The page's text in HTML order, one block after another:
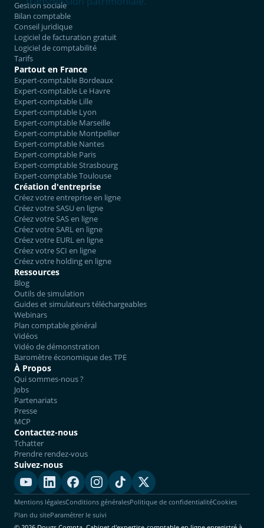
Gestion sociale
Bilan comptable
Conseil juridique
Logiciel de facturation gratuit
Logiciel de comptabilité
Tarifs
Partout en France
Expert-comptable Bordeaux
Expert-comptable Le Havre
Expert-comptable Lille
Expert-comptable Lyon
Expert-comptable Marseille
Expert-comptable Montpellier
Expert-comptable Nantes
Expert-comptable Paris
Expert-comptable Strasbourg
Expert-comptable Toulouse
Création d'entreprise
Créez votre entreprise en ligne
Créez votre SASU en ligne
Créez votre SAS en ligne
Créez votre SARL en ligne
Créez votre EURL en ligne
Créez votre SCI en ligne
Créez votre holding en ligne
Ressources
Blog
Outils de simulation
Guides et simulateurs téléchargeables
Webinars
Plan comptable général
Vidéos
Vidéo de démonstration
Baromètre économique des TPE
À Propos
Qui sommes-nous ?
Jobs
Partenariats
Presse
MCP
Contactez-nous
Tchatter
Prendre rendez-vous
Suivez-nous
Mentions légalesConditions généralesPolitique de confidentialitéCookies
Plan du siteParamétrer le suivi